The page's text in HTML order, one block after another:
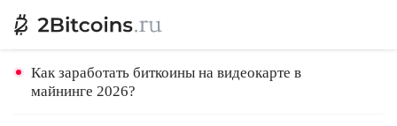
Как заработать биткоины на видеокарте в
майнинге 2026?